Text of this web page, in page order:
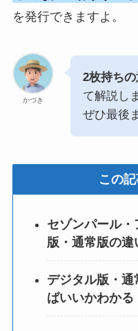
を発行できますよ。
かづき
2枚持ち
て解説し
ぜひ最後
この
セゾンパール・
版・通常版の違
デジタル版・
ばいいかわかる